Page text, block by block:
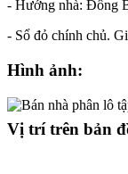
- Hướng nhà: Đông
- Sổ đỏ chính chủ.
Hình ảnh:
Vị trí trên bản